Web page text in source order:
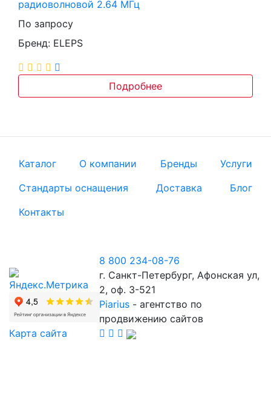
радиоволновой 2.64 МГц
По запросу
Бренд: ELEPS
Подробнее
Каталог О компании Бренды
Услуги
Стандарты оснащения
Доставка
Блог
Контакты
Карта сайта
8 800 234-08-76
г. Санкт-Петербург, Афонская ул,
2, оф. 3-521
Piarius - агентство по
продвижению сайтов